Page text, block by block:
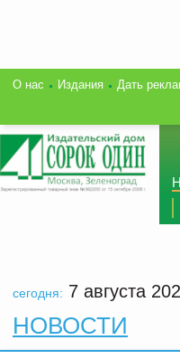
О нас Издания Дать
сегодня: 7 августа
НОВОСТИ